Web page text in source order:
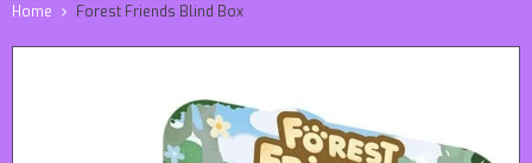
Home Forest Friends Blind Box